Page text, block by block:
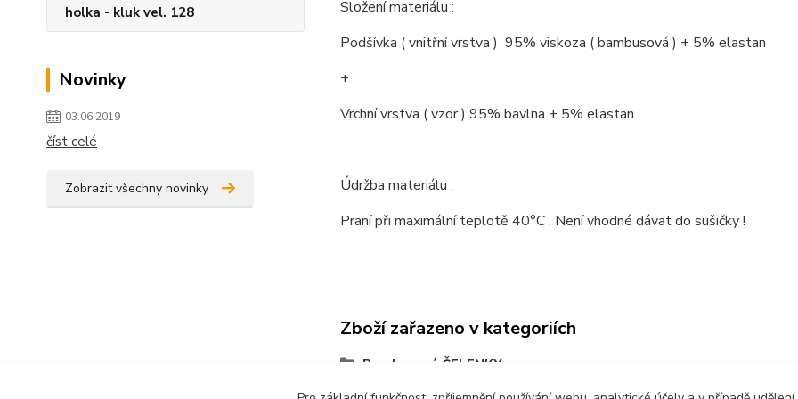
holka - kluk vel. 128
Novinky
03.06.2019
číst celé
Zobrazit všechny novinky
Složení materiálu :
Podšívka ( vnitřní vrstva ) 95% viskoza ( bambusová ) + 5% elastan
+
Vrchní vrstva ( vzor ) 95% bavlna + 5% elastan
Údržba materiálu :
Praní při maximální teplotě 40°C . Není vhodné dávat do sušičky !
Zboží zařazeno v kategoriích
Bambusové ČELENKY